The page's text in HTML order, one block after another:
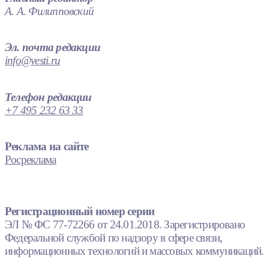
А. А. Филипповский
Эл. почта редакции
info@vesti.ru
Телефон редакции
+7 495 232 63 33
Реклама на сайте
Росреклама
Регистрационный номер серии
ЭЛ № ФС 77-72266 от 24.01.2018. Зарегистрировано
Федеральной службой по надзору в сфере связи,
информационных технологий и массовых коммуникаций.